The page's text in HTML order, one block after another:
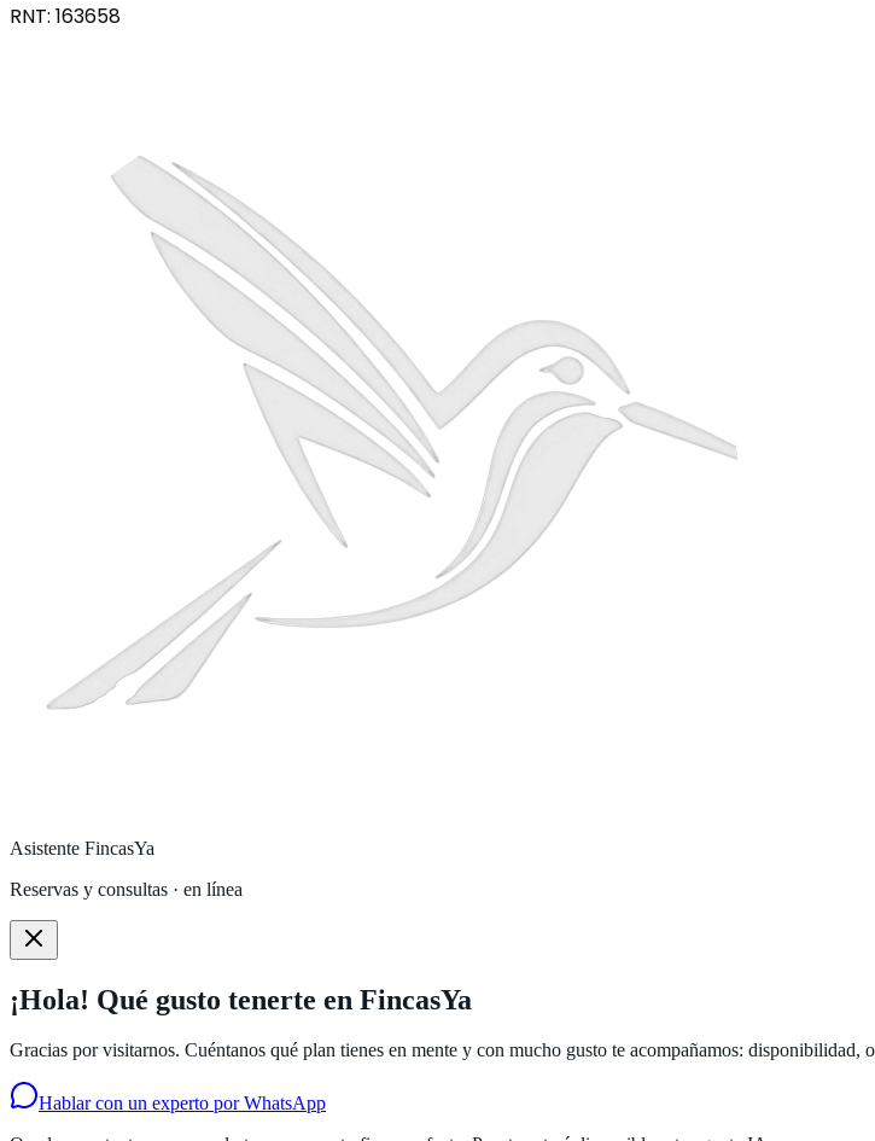
RNT: 163658
Asistente FincasYa
Reservas y consultas · en línea
¡Hola! Qué gusto tenerte en FincasYa
Gracias por visitarnos. Cuéntanos qué plan tienes en mente y con mucho gusto te acompañamos:
Hablar con un experto por WhatsApp